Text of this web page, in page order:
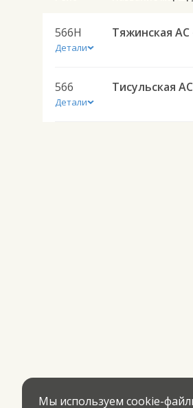
566Н
Детали
Тяжинская
566
Детали
Тисульская
Мы используем cookie-